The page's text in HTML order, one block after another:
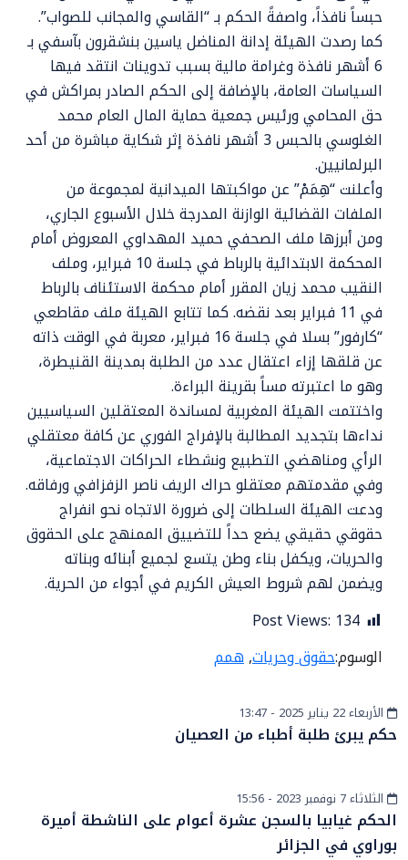
حبساً نافذاً، واصفةً الحكم بـ “القاسي والمجانب للصواب”.
كما رصدت الهيئة إدانة المناضل ياسين بنشقرون بآسفي بـ
6 أشهر نافذة وغرامة مالية بسبب تدوينات انتقد فيها
السياسات العامة، بالإضافة إلى الحكم الصادر بمراكش في
حق المحامي ورئيس جمعية حماية المال العام محمد
الغلوسي بالحبس 3 أشهر نافذة إثر شكاية مباشرة من أحد
البرلمانيين.
وأعلنت “هِمَمْ” عن مواكبتها الميدانية لمجموعة من
الملفات القضائية الوازنة المدرجة خلال الأسبوع الجاري،
ومن أبرزها ملف الصحفي حميد المهداوي المعروض أمام
المحكمة الابتدائية بالرباط في جلسة 10 فبراير، وملف
النقيب محمد زيان المقرر أمام محكمة الاستئناف بالرباط
في 11 فبراير بعد نقضه. كما تتابع الهيئة ملف مقاطعي
“كارفور” بسلا في جلسة 16 فبراير، معربة في الوقت ذاته
عن قلقها إزاء اعتقال عدد من الطلبة بمدينة القنيطرة،
وهو ما اعتبرته مساً بقرينة البراءة.
واختتمت الهيئة المغربية لمساندة المعتقلين السياسيين
نداءها بتجديد المطالبة بالإفراج الفوري عن كافة معتقلي
الرأي ومناهضي التطبيع ونشطاء الحراكات الاجتماعية،
وفي مقدمتهم معتقلو حراك الريف ناصر الزفزافي ورفاقه.
ودعت الهيئة السلطات إلى ضرورة الاتجاه نحو انفراج
حقوقي حقيقي يضع حداً للتضييق الممنهج على الحقوق
والحريات، ويكفل بناء وطن يتسع لجميع أبنائه وبناته
ويضمن لهم شروط العيش الكريم في أجواء من الحرية.
Post Views: 134
الوسوم:حقوق وحريات,همم
أخبار وطنيةالأربعاء 22 يناير 2025 - 13:47
حكم يبرئ طلبة أطباء من العصيان
أخبار الصحراءالثلاثاء 7 نوفمبر 2023 - 15:56
الحكم غيابيا بالسجن عشرة أعوام على الناشطة أميرة
بوراوي في الجزائر